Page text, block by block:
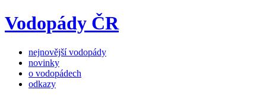
Vodopády ČR
nejnovější vodopády
novinky
o vodopádech
odkazy